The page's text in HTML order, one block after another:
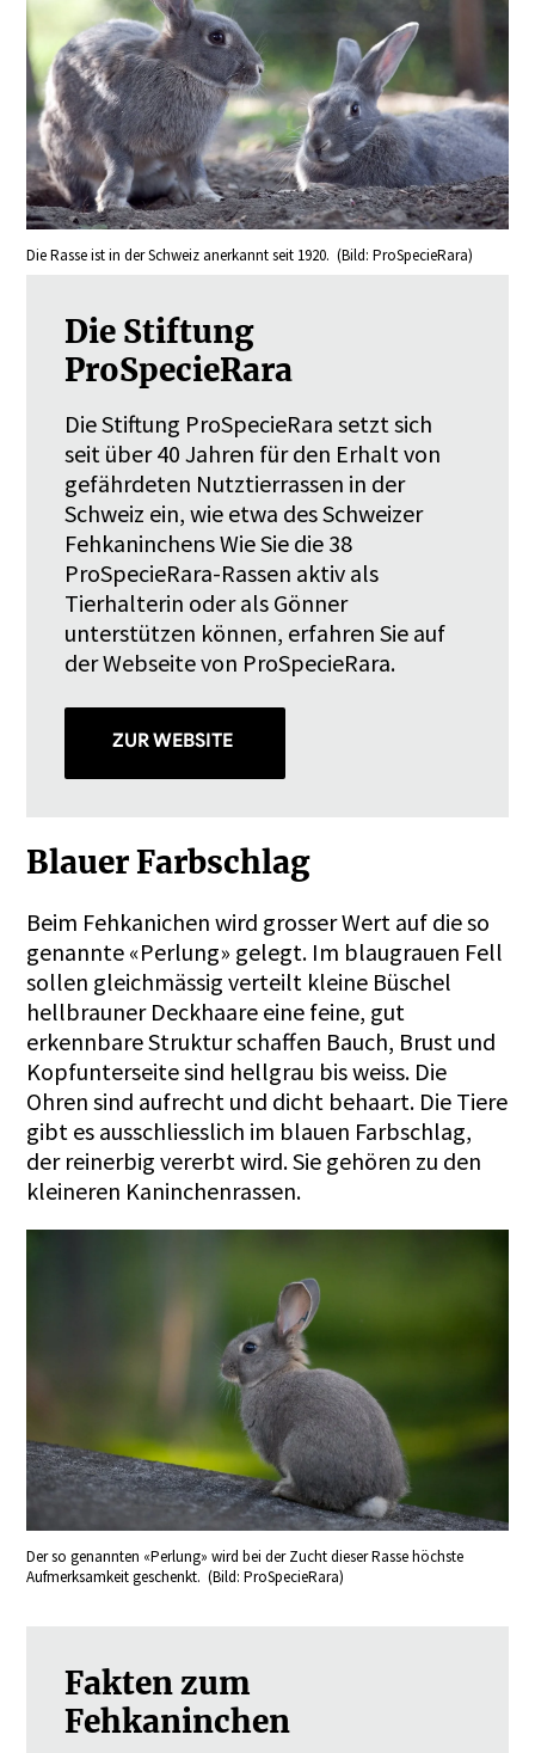
Die Rasse ist in der Schweiz anerkannt seit 1920. (Bild: ProSpecieRara)
Die Stiftung
ProSpecieRara
Die Stiftung ProSpecieRara setzt sich
seit über 40 Jahren für den Erhalt von
gefährdeten Nutztierrassen in der
Schweiz ein, wie etwa des Schweizer
Fehkaninchens Wie Sie die 38
ProSpecieRara-Rassen aktiv als
Tierhalterin oder als Gönner
unterstützen können, erfahren Sie auf
der Webseite von ProSpecieRara.
ZUR WEBSITE
Blauer Farbschlag
Beim Fehkanichen wird grosser Wert auf die so
genannte «Perlung» gelegt. Im blaugrauen Fell
sollen gleichmässig verteilt kleine Büschel
hellbrauner Deckhaare eine feine, gut
erkennbare Struktur schaffen Bauch, Brust und
Kopfunterseite sind hellgrau bis weiss. Die
Ohren sind aufrecht und dicht behaart. Die Tiere
gibt es ausschliesslich im blauen Farbschlag,
der reinerbig vererbt wird. Sie gehören zu den
kleineren Kaninchenrassen.
Der so genannten «Perlung» wird bei der Zucht dieser Rasse höchste
Aufmerksamkeit geschenkt. (Bild: ProSpecieRara)
Fakten zum
Fehkaninchen